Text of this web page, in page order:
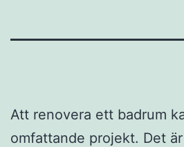
Att renovera ett badrum
omfattande projekt. Det